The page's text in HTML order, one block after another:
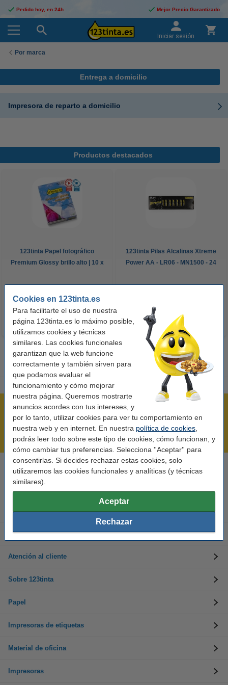
Cookies en 123tinta.es
Para facilitarte el uso de nuestra
página 123tinta.es lo máximo posible,
utilizamos cookies y técnicas
similares. Las cookies funcionales
garantizan que la web funcione
correctamente y también sirven para
que podamos evaluar el
funcionamiento y cómo mejorar
nuestra página. Queremos mostrarte
anuncios acordes con tus intereses, y
por lo tanto, utilizar cookies para ver tu comportamiento en
nuestra web y en internet. En nuestra política de cookies
podrás leer todo sobre este tipo de cookies, cómo funcionan, y
cómo cambiar tus preferencias. Selecciona ''Aceptar'' para
consentirlas. Si decides rechazar estas cookies, solo
utilizaremos las cookies funcionales y analíticas (y técnicas
similares).
Aceptar
Rechazar
Pedido hoy, en 24h Mejor Precio Garantizado
Iniciar sesión
Por marca
Entrega a domicilio
Impresora de reparto a domicilio
Productos destacados
123tinta Papel fotográfico
Premium Glossy brillo alto | 10 x
10,50 €
123tinta Pilas Alcalinas Xtreme
Power AA - LR06 - MN1500 - 24
14,50 €
Rápido y sencillo
¡Recibe en 24 horas!
Mejor Precio Garantizado
Llámanos al 900 123 247
Cartuchos de tinta
Toner
Atención al cliente
Sobre 123tinta
Papel
Impresoras de etiquetas
Material de oficina
Impresoras